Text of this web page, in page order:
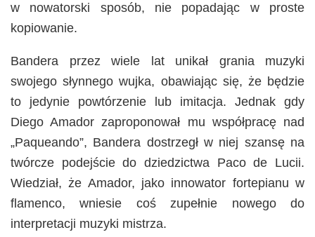
w nowatorski sposób, nie popadając w proste
kopiowanie.
Bandera przez wiele lat unikał grania muzyki
swojego słynnego wujka, obawiając się, że będzie
to jedynie powtórzenie lub imitacja. Jednak gdy
Diego Amador zaproponował mu współpracę nad
„Paqueando”, Bandera dostrzegł w niej szansę na
twórcze podejście do dziedzictwa Paco de Lucii.
Wiedział, że Amador, jako innowator fortepianu w
flamenco, wniesie coś zupełnie nowego do
interpretacji muzyki mistrza.